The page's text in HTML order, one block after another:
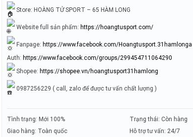
Store: HOÀNG TỬ SPORT – 65 HÀM LONG
Website full sản phẩm: https://hoangtusport.com/
Fanpage: https://www.facebook.com/Hoangtusport.31hamlonga
Auth: https://www.facebook.com/groups/299454711064290
Shopee: https://shopee.vn/hoangtusport31hamlong
0987256229 ( call, zalo để được tư vấn chất lượng )
Tình trạng: Mới 100%
Giao hàng: Toàn quốc
Trạng thái: Còn hàng
Hỗ trợ tư vấn: 24/7